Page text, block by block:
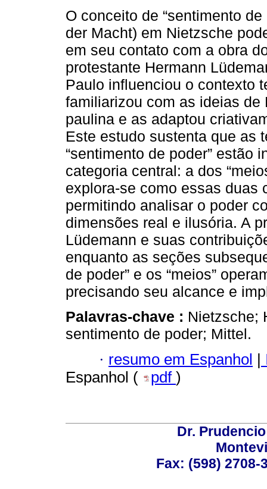
O conceito de “sentimento de
der Macht) em Nietzsche
em seu contato com a obra
protestante Hermann
Paulo influenciou o contexto
familiarizou com as ideias de
paulina e as adaptou
Este estudo sustenta que as
“sentimento de poder” estão
categoria central: a dos
explora-se como essas duas
permitindo analisar o poder
dimensões real e ilusória. A
Lüdemann e suas
enquanto as seções
de poder” e os “meios”
precisando seu alcance e
Palavras-chave : Nietzsche;
sentimento de poder; Mittel.
· resumo em Espanhol |
Espanhol (
pdf )
Dr.
Fax: (598) 2708-